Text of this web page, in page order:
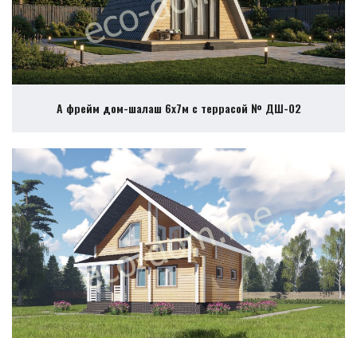
А фрейм дом-шалаш 6х7м с террасой № ДШ-02